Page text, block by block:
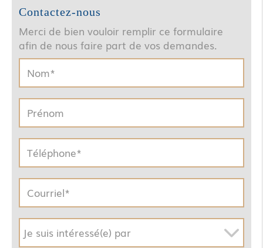
Contactez-nous
Merci de bien vouloir remplir ce formulaire
afin de nous faire part de vos demandes.